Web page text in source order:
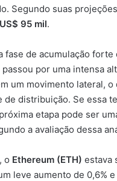
Segundo suas
US$ 95 mil.
fase de acumulação forte
por uma intensa
um movimento lateral, o
de distribuição. Se essa
etapa pode ser
a avaliação dessa
o Ethereum (ETH) estava
leve aumento de 0,6%